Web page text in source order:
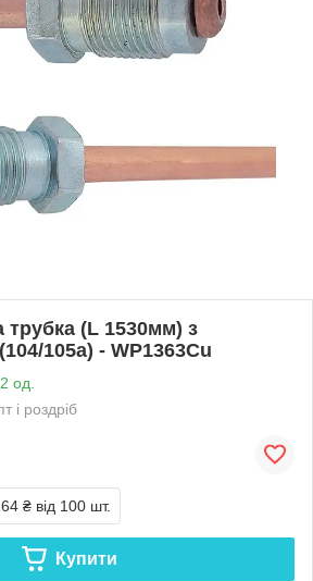
трубка (L 1530мм) з
105а) - WP1363Cu
од.
і роздріб
₴ від 100 шт.
Купити